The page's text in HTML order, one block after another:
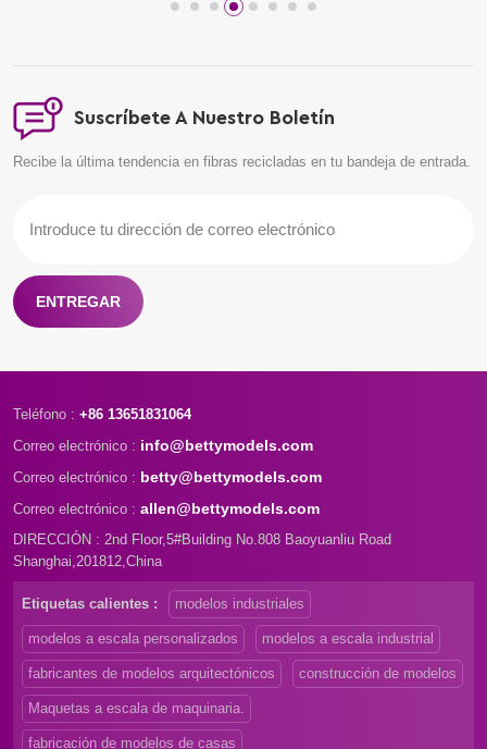
Suscríbete A Nuestro Boletín
Recibe la última tendencia en fibras recicladas en tu bandeja de entrada.
ENTREGAR
Teléfono : +86 13651831064
Correo electrónico : info@bettymodels.com
Correo electrónico : betty@bettymodels.com
Correo electrónico : allen@bettymodels.com
DIRECCIÓN : 2nd Floor,5#Building No.808 Baoyuanliu Road
Shanghai,201812,China
Etiquetas calientes : modelos industriales
modelos a escala personalizados modelos a escala industrial
fabricantes de modelos arquitectónicos construcción de modelos
Maquetas a escala de maquinaria.
fabricación de modelos de casas